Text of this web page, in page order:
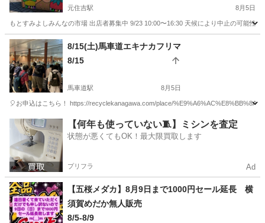
元住吉駅 8月5日
もとすみよしみんなの市場 出店者募集中 9/23 10:00〜16:30 天候により中止の可能性
神奈川 川崎市 元住吉駅 フリーマーケット
8/15(土)馬車道エキナカフリマ
8/15
馬車道駅 8月5日
🎈お申込はこちら！ https://recyclekanagawa.com/place/
神奈川 横浜市 馬車道駅 フリーマーケット 会場
【何年も使っていない🧵】ミシンを査定
状態が悪くてもOK！最大限買取します
プリフラ Ad
【五桜メダカ】8月9日まで1000円セール延長 横
須賀めだか無人販売
8/5-8/9